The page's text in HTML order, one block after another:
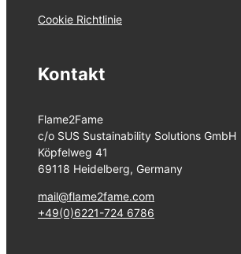
Cookie Richtlinie
Kontakt
Flame2Fame
c/o SUS Sustainability Solutions GmbH
Köpfelweg 41
69118 Heidelberg, Germany
mail@flame2fame.com
+49(0)6221-724 6786